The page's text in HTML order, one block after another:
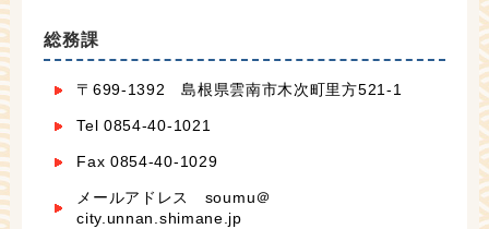
総務課
〒699-1392 島根県雲南市木次町里方521-1
Tel 0854-40-1021
Fax 0854-40-1029
メールアドレス soumu＠
city.unnan.shimane.jp